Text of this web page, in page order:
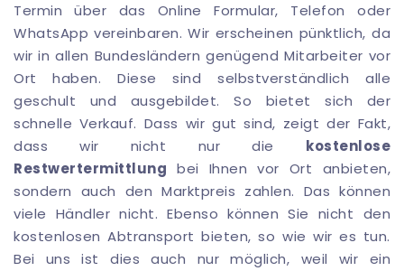
Termin über das Online Formular, Telefon oder
WhatsApp vereinbaren. Wir erscheinen pünktlich, da
wir in allen Bundesländern genügend Mitarbeiter vor
Ort haben. Diese sind selbstverständlich alle
geschult und ausgebildet. So bietet sich der
schnelle Verkauf. Dass wir gut sind, zeigt der Fakt,
dass wir nicht nur die kostenlose
Restwertermittlung bei Ihnen vor Ort anbieten,
sondern auch den Marktpreis zahlen. Das können
viele Händler nicht. Ebenso können Sie nicht den
kostenlosen Abtransport bieten, so wie wir es tun.
Bei uns ist dies auch nur möglich, weil wir ein